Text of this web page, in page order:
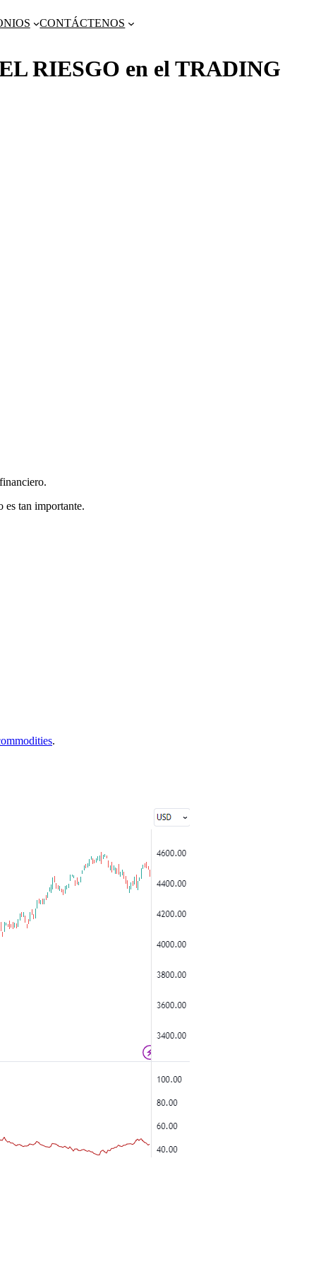
CONTÁCTENOS
RIESGO en el TRADING
es tan importante.
.